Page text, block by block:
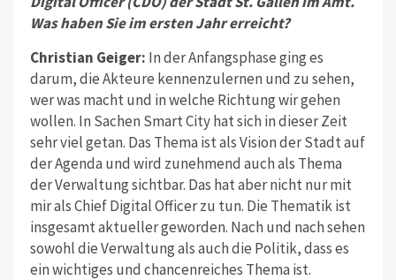
Was haben Sie im ersten Jahr erreicht?
Christian Geiger: In der Anfangsphase ging es
darum, die Akteure kennenzulernen und zu sehen,
wer was macht und in welche Richtung wir gehen
wollen. In Sachen Smart City hat sich in dieser Zeit
sehr viel getan. Das Thema ist als Vision der Stadt auf
der Agenda und wird zunehmend auch als Thema
der Verwaltung sichtbar. Das hat aber nicht nur mit
mir als Chief Digital Officer zu tun. Die Thematik ist
insgesamt aktueller geworden. Nach und nach sehen
sowohl die Verwaltung als auch die Politik, dass es
ein wichtiges und chancenreiches Thema ist.